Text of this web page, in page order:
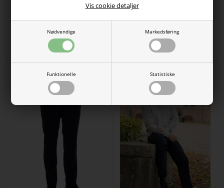
Nødvendige Markedsføring
Funktionelle Statistiske
Vis cookie detaljer
Herre cardigan med lynlås fra
Carabou i mønster i røde og grå
farver
450,00 360,00
Carabou Jens beige herrebukser
med elastik i taljen – helårsmodel
med lynlås
DKK499,00 399,20